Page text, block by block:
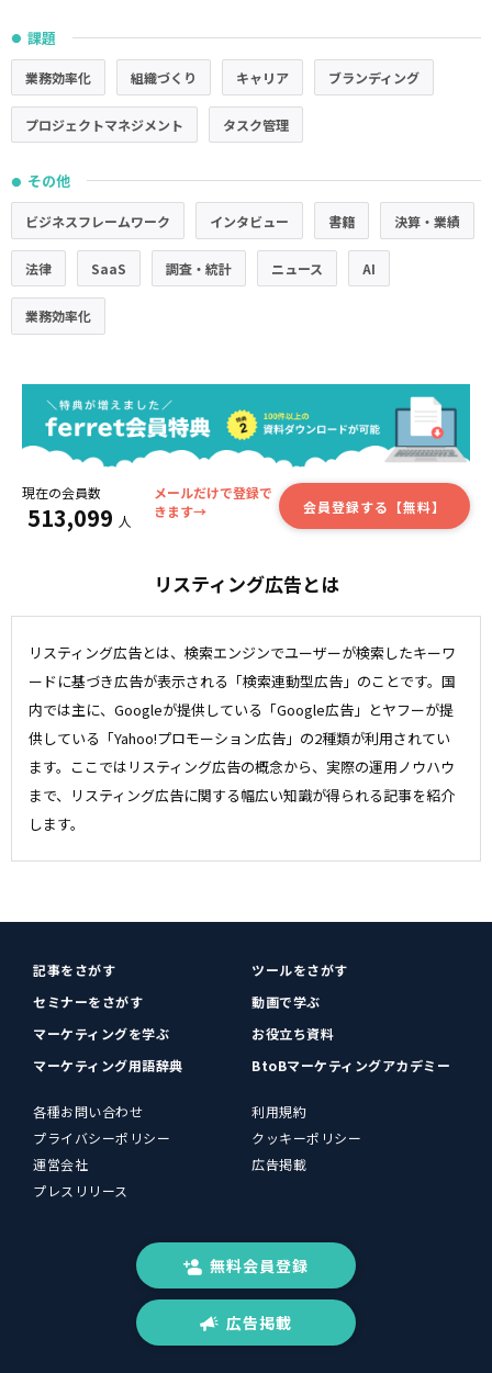
● 課題
業務効率化 組織づくり キャリア ブランディング
プロジェクトマネジメント タスク管理
● その他
ビジネスフレームワーク インタビュー 書籍 決算・業績
法律 SaaS 調査・統計 ニュース AI
業務効率化
現在の会員数
513,099 人
メールだけで登録で
きます→
会員登録する【無料】
リスティング広告とは
リスティング広告とは、検索エンジンでユーザーが検索したキーワ
ードに基づき広告が表示される「検索連動型広告」のことです。国
内では主に、Googleが提供している「Google広告」とヤフーが提
供している「Yahoo!プロモーション広告」の2種類が利用されてい
ます。ここではリスティング広告の概念から、実際の運用ノウハウ
まで、リスティング広告に関する幅広い知識が得られる記事を紹介
します。
記事をさがす
ツールをさがす
セミナーをさがす
動画で学ぶ
マーケティングを学ぶ
お役立ち資料
マーケティング用語辞典
BtoBマーケティングアカデミー
各種お問い合わせ
利用規約
プライバシーポリシー
クッキーポリシー
運営会社
広告掲載
プレスリリース
無料会員登録
広告掲載